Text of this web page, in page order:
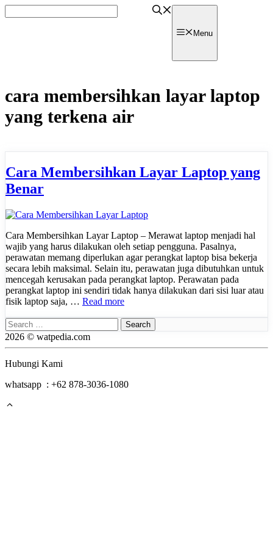
to
Menu
cara membersihkan layar laptop
yang terkena air
Cara Membersihkan Layar Laptop yang
Benar
Cara Membersihkan Layar Laptop – Merawat laptop menjadi hal
wajib yang harus dilakukan oleh setiap pengguna. Pasalnya,
perawatan memang diperlukan agar perangkat laptop bisa bekerja
secara lebih maksimal. Selain itu, perawatan juga dibutuhkan untuk
mencegah kerusakan pada perangkat laptop. Perawatan pada
perangkat laptop ini sendiri tidak hanya dilakukan dari sisi luar atau
fisik laptop saja, … Read more
Search
for:
2026 © watpedia.com
Hubungi Kami
whatsapp : +62 878-3036-1080